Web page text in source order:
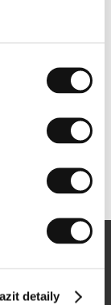
detaily